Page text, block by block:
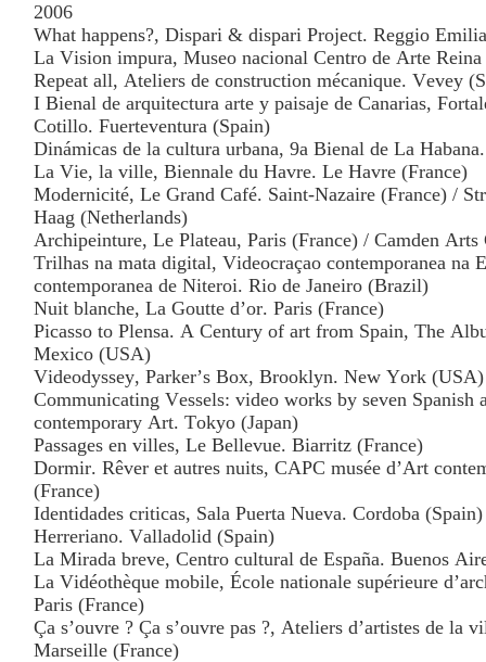
2006
What happens?, Dispari & dispari Project. Reggio
La Vision impura, Museo nacional Centro de Arte
Repeat all, Ateliers de construction mécanique. Vevey
I Bienal de arquitectura arte y paisaje de Canarias,
Cotillo. Fuerteventura (Spain)
Dinámicas de la cultura urbana, 9a Bienal de La
La Vie, la ville, Biennale du Havre. Le Havre (France)
Modernicité, Le Grand Café. Saint-Nazaire (France) /
Haag (Netherlands)
Archipeinture, Le Plateau, Paris (France) / Camden
Trilhas na mata digital, Videocraçao contemporanea na
contemporanea de Niteroi. Rio de Janeiro (Brazil)
Nuit blanche, La Goutte d’or. Paris (France)
Picasso to Plensa. A Century of art from Spain, The
Mexico (USA)
Videodyssey, Parker’s Box, Brooklyn. New York (USA)
Communicating Vessels: video works by seven Spanish
contemporary Art. Tokyo (Japan)
Passages en villes, Le Bellevue. Biarritz (France)
Dormir. Rêver et autres nuits, CAPC musée d’Art
(France)
Identidades criticas, Sala Puerta Nueva. Cordoba
Herreriano. Valladolid (Spain)
La Mirada breve, Centro cultural de España. Buenos
La Vidéothèque mobile, École nationale supérieure
Paris (France)
Ça s’ouvre ? Ça s’ouvre pas ?, Ateliers d’artistes de la
Marseille (France)